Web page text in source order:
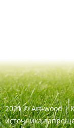
2021 ©Art-wood |
источника